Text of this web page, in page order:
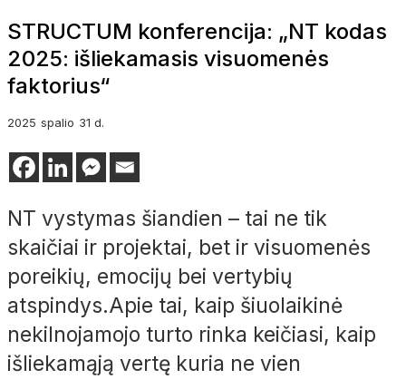
STRUCTUM konferencija: „NT kodas
2025: išliekamasis visuomenės
faktorius“
2025 spalio 31 d.
NT vystymas šiandien – tai ne tik
skaičiai ir projektai, bet ir visuomenės
poreikių, emocijų bei vertybių
atspindys.Apie tai, kaip šiuolaikinė
nekilnojamojo turto rinka keičiasi, kaip
išliekamąją vertę kuria ne vien